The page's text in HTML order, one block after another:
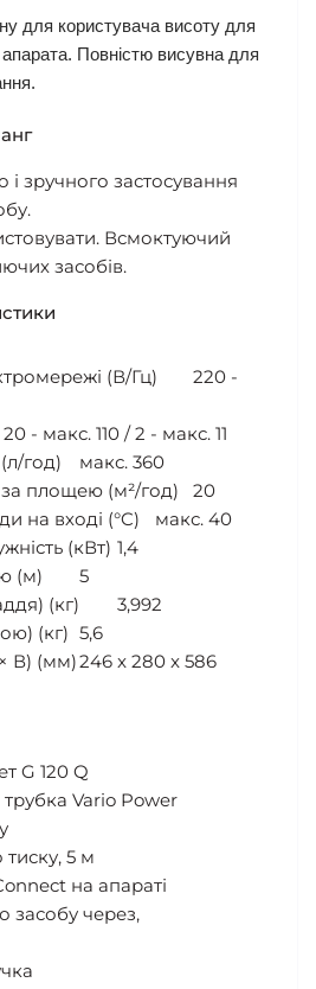
для користувача висоту для
Повністю висувна для
зручного застосування
Всмоктуючий
засобів.
(В/Гц)
220 -
20 - макс. 110 / 2 - макс. 11
год)
макс. 360
за площею (м²/год)
20
на вході (°C)
макс. 40
(кВт) 1,4
(м)
5
(кг)
3,992
(кг) 5,6
В) (мм)246 x 280 x 586
G 120 Q
Vario Power
5 м
на апараті
засобу через,